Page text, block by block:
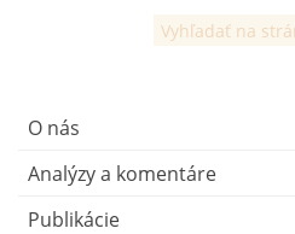
O nás
Analýzy a komentáre
Publikácie